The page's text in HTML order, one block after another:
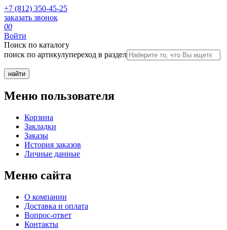
+7 (812) 350-45-25
заказать звонок
00
Войти
Поиск по каталогу
поиск по артикулупереход в раздел
Меню пользователя
Корзина
Закладки
Заказы
История заказов
Личные данные
Меню сайта
О компании
Доставка и оплата
Вопрос-ответ
Контакты